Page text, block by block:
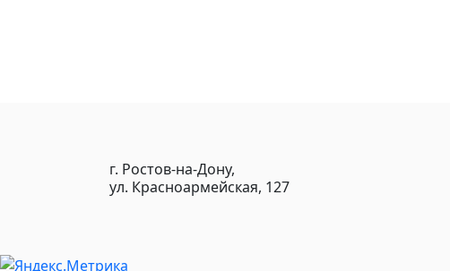
г. Ростов-на-Дону,
ул. Красноармейская, 127